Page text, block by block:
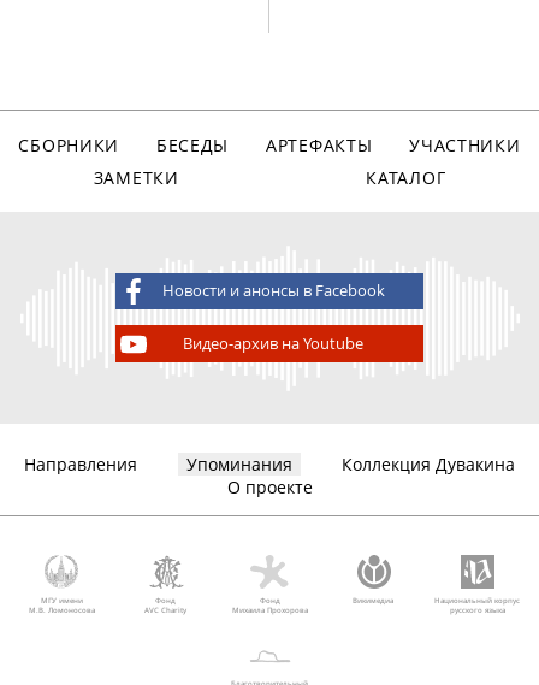
СБОРНИКИ БЕСЕДЫ АРТЕФАКТЫ
УЧАСТНИКИ
ЗАМЕТКИ
КАТАЛОГ
Новости и анонсы в Facebook
Видео-архив на Youtube
Направления Упоминания
Коллекция Дувакина
О проекте
МГУ имени
М.В. Ломоносова
Фонд
AVC Charity
Фонд
Михаила Прохорова
Викимедиа
Национальный корпус
русского языка